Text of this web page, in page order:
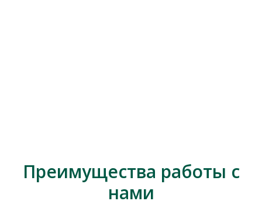
Преимущества работы с
нами